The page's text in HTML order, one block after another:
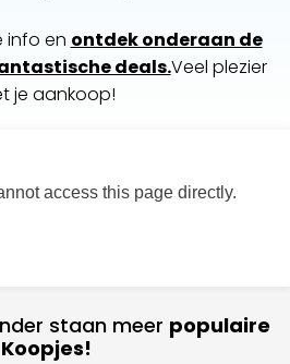
info en ontdek onderaan de
deals.Veel plezier
je aankoop!
access this page directly.
staan meer populaire
Koopjes!